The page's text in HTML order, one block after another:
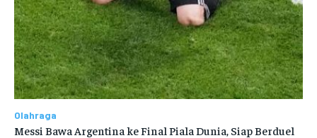
Olahraga
Messi Bawa Argentina ke Final Piala Dunia, Siap Berduel